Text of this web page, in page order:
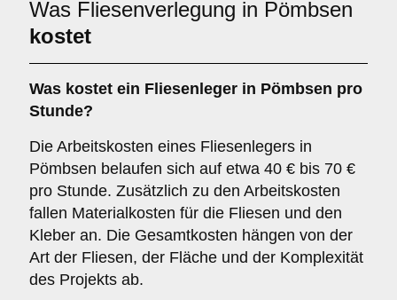
Was Fliesenverlegung in Pömbsen
kostet
Was kostet ein Fliesenleger in Pömbsen pro
Stunde?
Die Arbeitskosten eines Fliesenlegers in
Pömbsen belaufen sich auf etwa 40 € bis 70 €
pro Stunde. Zusätzlich zu den Arbeitskosten
fallen Materialkosten für die Fliesen und den
Kleber an. Die Gesamtkosten hängen von der
Art der Fliesen, der Fläche und der Komplexität
des Projekts ab.